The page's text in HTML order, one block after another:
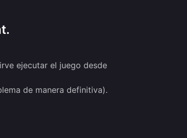
ejecutar el juego desde
de manera definitiva).